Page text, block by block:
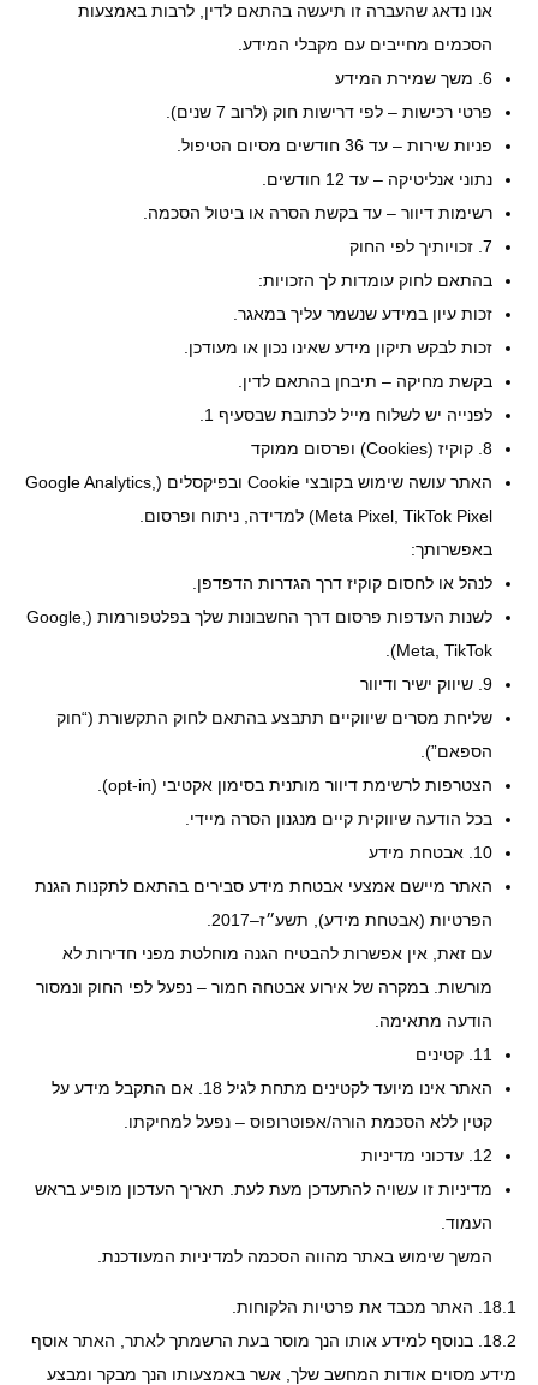
אנו נדאג שהעברה זו תיעשה בהתאם לדין, לרבות באמצעות
הסכמים מחייבים עם מקבלי המידע.
6. משך שמירת המידע
פרטי רכישות – לפי דרישות חוק (לרוב 7 שנים).
פניות שירות – עד 36 חודשים מסיום הטיפול.
נתוני אנליטיקה – עד 12 חודשים.
רשימות דיוור – עד בקשת הסרה או ביטול הסכמה.
7. זכויותיך לפי החוק
בהתאם לחוק עומדות לך הזכויות:
זכות עיון במידע שנשמר עליך במאגר.
זכות לבקש תיקון מידע שאינו נכון או מעודכן.
בקשת מחיקה – תיבחן בהתאם לדין.
לפנייה יש לשלוח מייל לכתובת שבסעיף 1.
8. קוקיז (Cookies) ופרסום ממוקד
האתר עושה שימוש בקובצי Cookie ובפיקסלים (Google Analytics,
Meta Pixel, TikTok Pixel) למדידה, ניתוח ופרסום.
באפשרותך:
לנהל או לחסום קוקיז דרך הגדרות הדפדפן.
לשנות העדפות פרסום דרך החשבונות שלך בפלטפורמות (Google,
Meta, TikTok).
9. שיווק ישיר ודיוור
שליחת מסרים שיווקיים תתבצע בהתאם לחוק התקשורת (“חוק
הספאם”).
הצטרפות לרשימת דיוור מותנית בסימון אקטיבי (opt-in).
בכל הודעה שיווקית קיים מנגנון הסרה מיידי.
10. אבטחת מידע
האתר מיישם אמצעי אבטחת מידע סבירים בהתאם לתקנות הגנת
הפרטיות (אבטחת מידע), תשע״ז–2017.
עם זאת, אין אפשרות להבטיח הגנה מוחלטת מפני חדירות לא
מורשות. במקרה של אירוע אבטחה חמור – נפעל לפי החוק ונמסור
הודעה מתאימה.
11. קטינים
האתר אינו מיועד לקטינים מתחת לגיל 18. אם התקבל מידע על
קטין ללא הסכמת הורה/אפוטרופוס – נפעל למחיקתו.
12. עדכוני מדיניות
מדיניות זו עשויה להתעדכן מעת לעת. תאריך העדכון מופיע בראש
העמוד.
המשך שימוש באתר מהווה הסכמה למדיניות המעודכנת.
18.1.
האתר מכבד את פרטיות הלקוחות.
18.2. בנוסף למידע אותו הנך מוסר בעת הרשמתך לאתר, האתר אוסף
מידע מסוים אודות המחשב שלך, אשר באמצעותו הנך מבקר ומבצע